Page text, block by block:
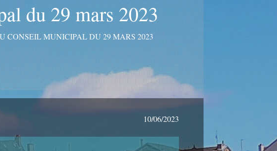
du 29 mars 2023
CONSEIL MUNICIPAL DU 29 MARS 2023
10/06/2023